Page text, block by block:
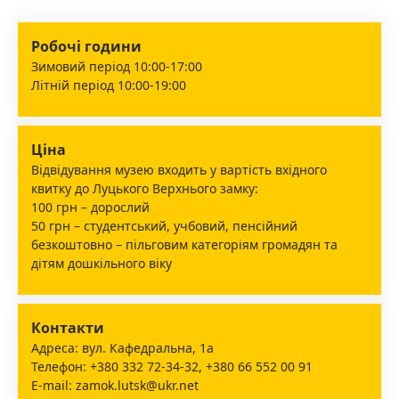
Робочі години
Зимовий період 10:00-17:00
Літній період 10:00-19:00
Ціна
Відвідування музею входить у вартість вхідного
квитку до Луцького Верхнього замку:
100 грн – дорослий
50 грн – студентський, учбовий, пенсійний
безкоштовно – пільговим категоріям громадян та
дітям дошкільного віку
Контакти
Адреса: вул. Кафедральна, 1а
Телефон: +380 332 72-34-32, +380 66 552 00 91
E-mail: zamok.lutsk@ukr.net